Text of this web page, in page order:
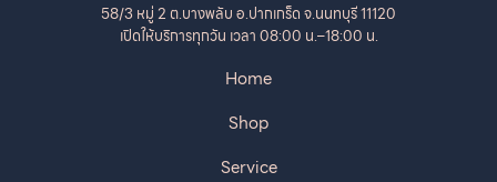
58/3 หมู่ 2 ต.บางพลับ อ.ปากเกร็ด จ.นนทบุรี 11120
เปิดให้บริการทุกวัน เวลา 08:00 น.–18:00 น.
Home
Shop
Service